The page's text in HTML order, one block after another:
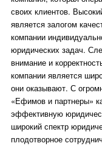
своих клиентов.
является залогом
компании
юридических задач.
внимание и
компании является
они оказывают. С
«Ефимов и партнеры»
эффективную
широкий спектр
плодотворное